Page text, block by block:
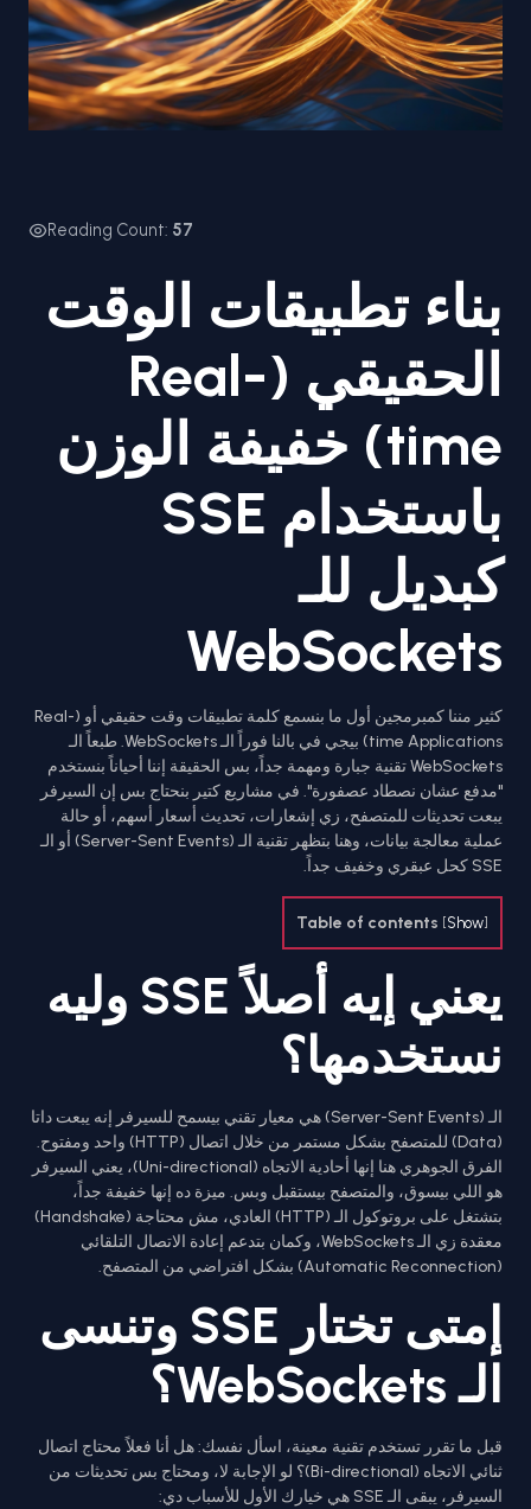
Reading Count: 57
بناء تطبيقات الوقت
الحقيقي (Real-
time) خفيفة الوزن
باستخدام SSE
كبديل للـ
WebSockets
كثير مننا كمبرمجين أول ما بنسمع كلمة تطبيقات وقت حقيقي أو (Real-
time Applications) بيجي في بالنا فوراً الـ WebSockets. طبعاً الـ
WebSockets تقنية جبارة ومهمة جداً، بس الحقيقة إننا أحياناً بنستخدم
"مدفع عشان نصطاد عصفورة". في مشاريع كتير بنحتاج بس إن السيرفر
يبعت تحديثات للمتصفح، زي إشعارات، تحديث أسعار أسهم، أو حالة
عملية معالجة بيانات، وهنا بتظهر تقنية الـ (Server-Sent Events) أو الـ
SSE كحل عبقري وخفيف جداً.
Table of contents [Show]
يعني إيه أصلاً SSE وليه
نستخدمها؟
الـ (Server-Sent Events) هي معيار تقني بيسمح للسيرفر إنه يبعت داتا
(Data) للمتصفح بشكل مستمر من خلال اتصال (HTTP) واحد ومفتوح.
الفرق الجوهري هنا إنها أحادية الاتجاه (Uni-directional)، يعني السيرفر
هو اللي بيسوق، والمتصفح بيستقبل وبس. ميزة ده إنها خفيفة جداً،
بتشتغل على بروتوكول الـ (HTTP) العادي، مش محتاجة (Handshake)
معقدة زي الـ WebSockets، وكمان بتدعم إعادة الاتصال التلقائي
(Automatic Reconnection) بشكل افتراضي من المتصفح.
إمتى تختار SSE وتنسى
الـ WebSockets؟
قبل ما تقرر تستخدم تقنية معينة، اسأل نفسك: هل أنا فعلاً محتاج اتصال
ثنائي الاتجاه (Bi-directional)؟ لو الإجابة لا، ومحتاج بس تحديثات من
السيرفر، يبقى الـ SSE هي خيارك الأول للأسباب دي: